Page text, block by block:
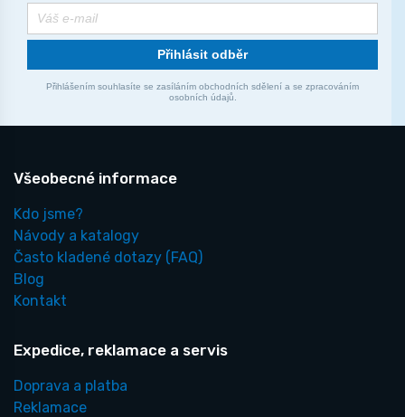
Přihlásit odběr
Přihlášením souhlasíte se zasíláním obchodních sdělení a se zpracováním
osobních údajů.
Všeobecné informace
Kdo jsme?
Návody a katalogy
Často kladené dotazy (FAQ)
Blog
Kontakt
Expedice, reklamace a servis
Doprava a platba
Reklamace